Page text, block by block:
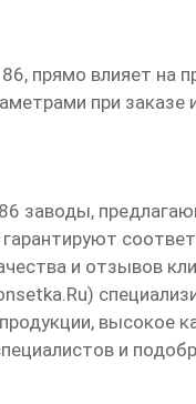
, прямо влияет на
при заказе
заводы,
и отзывов
)
высокое
и